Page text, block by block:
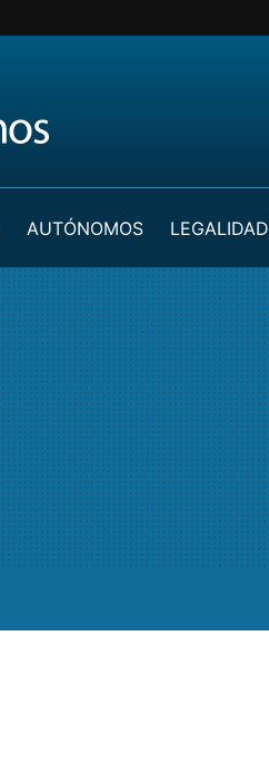
AUTÓNOMOS
LEGALIDAD